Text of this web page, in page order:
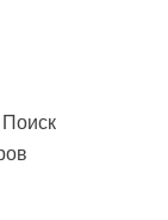
Поиск